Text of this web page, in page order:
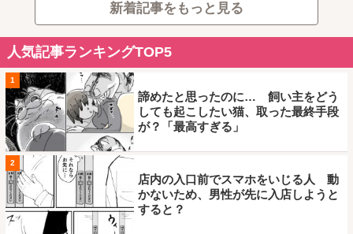
新着記事をもっと見る
人気記事ランキングTOP5
1
諦めたと思ったのに… 飼い主をどう
しても起こしたい猫、取った最終手段
が？「最高すぎる」
2
店内の入口前でスマホをいじる人 動
かないため、男性が先に入店しようと
すると？